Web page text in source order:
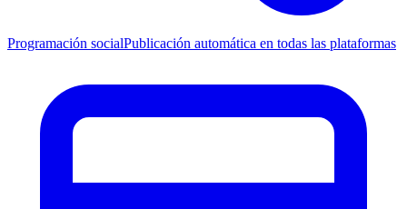
Programación socialPublicación automática en todas las plataformas